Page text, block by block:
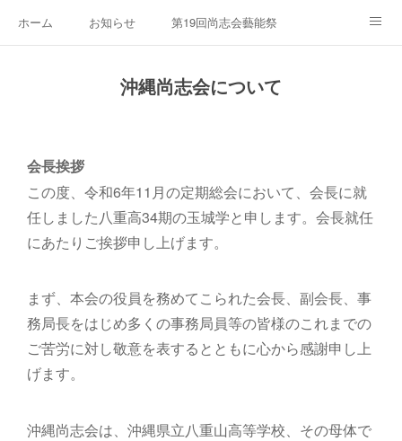
ホーム お知らせ 第19回尚志会藝能祭
第15回藝能祭ダイジェスト
沖縄尚志会について
会長挨拶
この度、令和6年11月の定期総会において、会長に就
任しました八重高34期の玉城学と申します。会長就任
にあたりご挨拶申し上げます。
まず、本会の役員を務めてこられた会長、副会長、事
務局長をはじめ多くの事務局員等の皆様のこれまでの
ご苦労に対し敬意を表するとともに心から感謝申し上
げます。
沖縄尚志会は、沖縄県立八重山高等学校、その母体で